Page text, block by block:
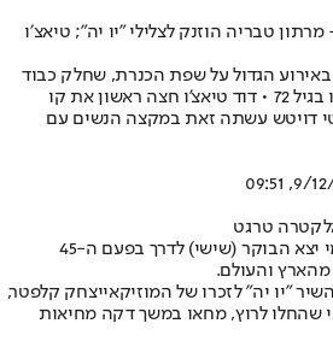
טבריה הוזנק לצלילי "יו יה"; טיאצ׳ו
באירוע הגדול על שפת הכנרת, שחלק כבוד
אחרון למוזיקאי שהלך לעולמו בגיל 72 • דוד טיאצ'ו חצה ראשון את קו
שעות, ביטי דויטש עשתה זאת במקצה הנשים עם
9/12/
מרתון ווינר טבריה הבינלאומי יצא הבוקר (שישי) לדרך בפעם ה-45
והעולם.
יצחק קלפטר,
שהחלו לרוץ, מחאו במשך דקה מחיאות